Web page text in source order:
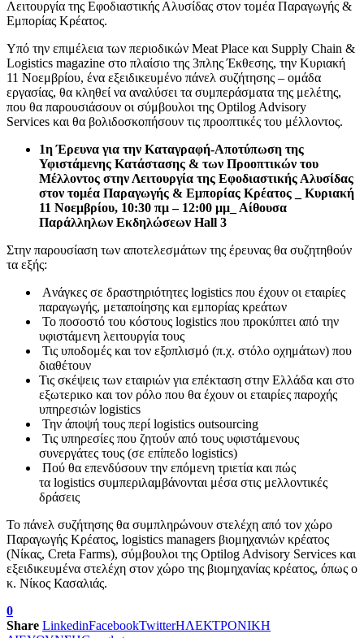
Λειτουργία της Εφοδιαστικής Αλυσίδας στον τομέα Παραγωγής &
Εμπορίας Κρέατος.
Υπό την επιμέλεια των περιοδικών Meat Place και Supply Chain &
Logistics magazine στο πλαίσιο της 3πλης Έκθεσης, την Κυριακή
11 Νοεμβρίου, ένα εξειδικευμένο πάνελ συζήτησης – ομάδα
εργασίας, θα κληθεί να αναλύσει τα συμπεράσματα της μελέτης,
που θα παρουσιάσουν οι σύμβουλοι της Optilog Advisory
Services και θα βολιδοσκοπήσουν τις προοπτικές του μέλλοντος.
1η Έρευνα για την Καταγραφή-Αποτύπωση της
Υφιστάμενης Κατάστασης & των Προοπτικών του
Μέλλοντος στην Λειτουργία της Εφοδιαστικής Αλυσίδας
στον τομέα Παραγωγής & Εμπορίας Κρέατος _ Κυριακή
11 Νοεμβρίου, 10:30 πμ – 12:00 μμ_ Αίθουσα
Παράλληλων Εκδηλώσεων Hall 3
Στην παρουσίαση των αποτελεσμάτων της έρευνας θα συζητηθούν
τα εξής:
Aνάγκες σε δραστηριότητες logistics που έχουν οι εταιρίες
παραγωγής, μεταποίησης και εμπορίας κρεάτων
Το ποσοστό του κόστους logistics που προκύπτει από την
υφιστάμενη λειτουργία τους
Τις υποδομές και τον εξοπλισμό (π.χ. στόλο οχημάτων) που
διαθέτουν
Τις σκέψεις των εταιριών για επέκταση στην Ελλάδα και στο
εξωτερικο και τον ρόλο που θα έχουν οι εταιρίες παροχής
υπηρεσιών logistics
Την άποψή τους περί logistics outsourcing
Τις υπηρεσίες που ζητούν από τους υφιστάμενους
συνεργάτες τους (σε επίπεδο logistics)
Πού θα επενδύσουν την επόμενη τριετία και πώς
τα logistics συμπεριλαμβάνονται μέσα στις μελλοντικές
δράσεις
To πάνελ συζήτησης θα συμπληρώνουν στελέχη από τον χώρο
Παραγωγής Κρέατος, logistics managers βιομηχανιών κρέατος
(Νίκας, Creta Farms), σύμβουλοι της Optilog Advisory Services και
εξειδικευμένα στελέχη στον χώρο της βιομηχανίας κρέατος, όπως ο
κ. Νίκος Κασαλιάς.
0
Share LinkedinFacebookTwitterΗΛΕΚΤΡΟΝΙΚΗ